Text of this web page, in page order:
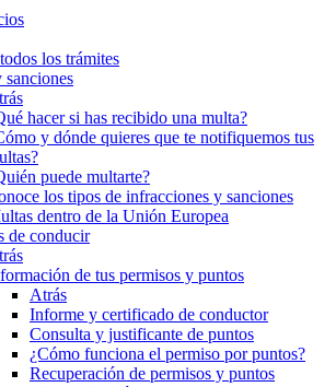
los trámites
hacer si has recibido una multa?
y dónde quieres que te notifiquemos tus
puede multarte?
los tipos de infracciones y sanciones
dentro de la Unión Europea
de conducir
de tus permisos y puntos
Atrás
Informe y certificado de conductor
Consulta y justificante de puntos
¿Cómo funciona el permiso por puntos?
Recuperación de permisos y puntos